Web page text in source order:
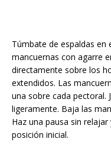
Túmbate de espaldas en
mancuernas con agarre
directamente sobre los
extendidos. Las
una sobre cada pectoral.
ligeramente. Baja las
Haz una pausa sin
posición inicial.